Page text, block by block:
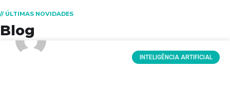
// ÚLTIMAS NOVIDADES
Blog
INTELIGÊNCIA ARTIFICIAL